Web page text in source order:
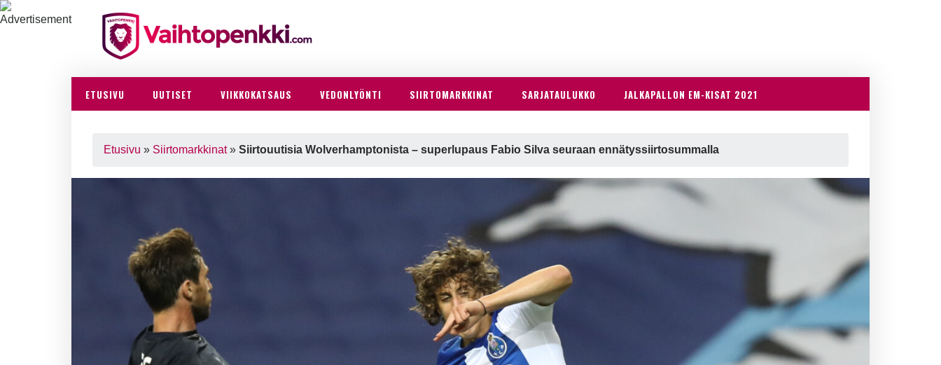
ETUSIVU UUTISET VIIKKOKATSAUS VEDONLYÖNTI SIIRTOMARKKINAT SARJATAULUKKO JALKAPALLON EM-KISAT 2021
Etusivu » Siirtomarkkinat» Siirtouutisia Wolverhamptonista – superlupaus Fabio Silva seuraan ennätyssiirtosummalla